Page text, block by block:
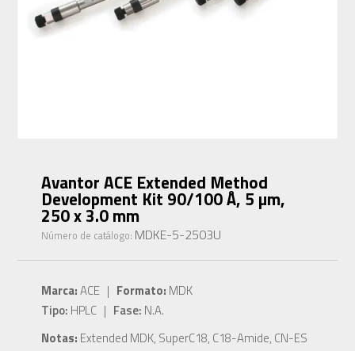
Avantor ACE Extended Method
Development Kit 90/100 Å, 5 µm,
250 x 3.0 mm
Número de catálogo: MDKE-5-2503U
Marca:ACE | Formato: MDK
Tipo: HPLC | Fase: N.A.
Notas: Extended MDK, SuperC18, C18-Amide, CN-ES